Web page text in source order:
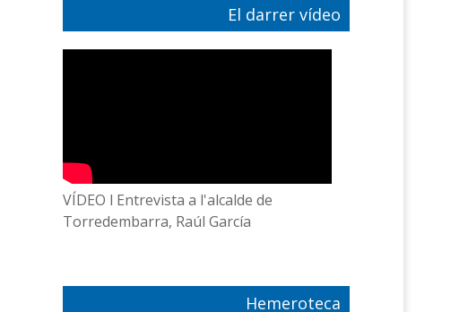
El darrer vídeo
VÍDEO l Entrevista a l'alcalde de
Torredembarra, Raúl García
Hemeroteca